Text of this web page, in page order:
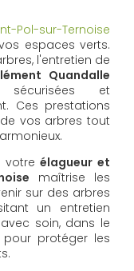
Pol-sur-Ternoise
espaces verts.
l'entretien de
Quandalle
et
Ces prestations
vos arbres tout
votreélagueur et
maîtrise les
sur des arbres
un entretien
soin, dans le
protéger les